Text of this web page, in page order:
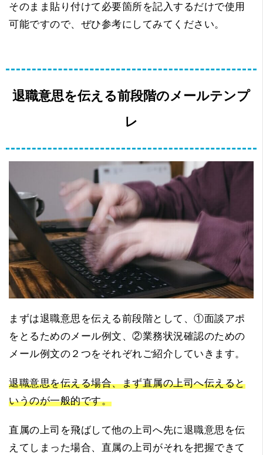
そのまま貼り付けて必要箇所を記入するだけで使用
可能ですので、ぜひ参考にしてみてください。
退職意思を伝える前段階のメールテンプ
レ
まずは退職意思を伝える前段階として、①面談アポ
をとるためのメール例文、②業務状況確認のための
メール例文の２つをそれぞれご紹介していきます。
退職意思を伝える場合、まず直属の上司へ伝えると
いうのが一般的です。
直属の上司を飛ばして他の上司へ先に退職意思を伝
えてしまった場合、直属の上司がそれを把握できて